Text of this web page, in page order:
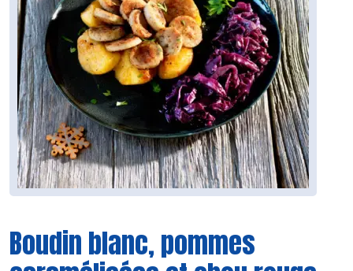
Boudin blanc, pommes